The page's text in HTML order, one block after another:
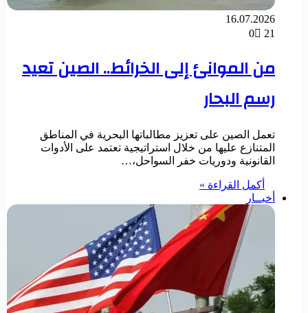
16.07.2026
0
21
من الموانئ إلى الخرائط.. الصين تعيد
رسم البحار
تعمل الصين على تعزيز مطالباتها البحرية في المناطق
المتنازع عليها من خلال استراتيجية تعتمد على الأدوات
القانونية ودوريات خفر السواحل،…
أكمل القراءة »
أخبــار